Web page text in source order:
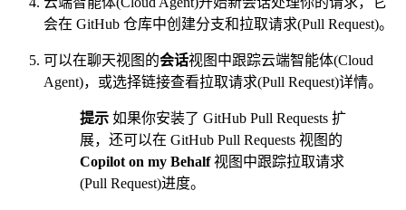
会在 GitHub 仓库中创建分支和拉取请求(Pull Request)。
可以在聊天视图的会话视图中跟踪云端智能体(Cloud
Agent)，或选择链接查看拉取请求(Pull Request)详情。
提示 如果你安装了 GitHub Pull Requests 扩
展，还可以在 GitHub Pull Requests 视图的
Copilot on my Behalf视图中跟踪拉取请求
(Pull Request)进度。